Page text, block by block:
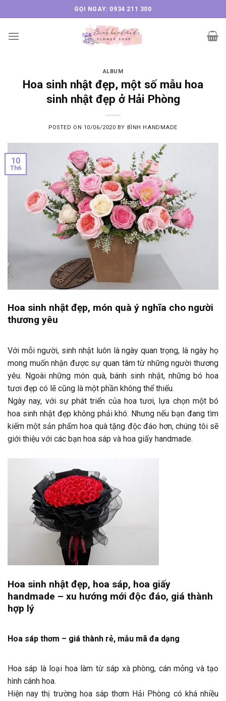
to
content
GỌI NGAY: 0934 211 300
ALBUM
Hoa sinh nhật đẹp, một số mẫu hoa
sinh nhật đẹp ở Hải Phòng
POSTED ON 10/06/2020 BY BÌNH HANDMADE
10
Th6
Hoa sinh nhật đẹp, món quà ý nghĩa cho người
thương yêu
Với mỗi người, sinh nhật luôn là ngày quan trọng, là ngày họ
mong muốn nhận được sự quan tâm từ những người thương
yêu. Ngoài những món quà, bánh sinh nhật, những bó hoa
tươi đẹp có lẽ cũng là một phần không thể thiếu.
Ngày nay, với sự phát triển của hoa tươi, lựa chọn một bó
hoa sinh nhật đẹp không phải khó. Nhưng nếu bạn đang tìm
kiếm một sản phẩm hoa quà tặng độc đáo hơn, chúng tôi sẽ
giới thiệu với các bạn hoa sáp và hoa giấy handmade.
Hoa sinh nhật đẹp, hoa sáp, hoa giấy
handmade – xu hướng mới độc đáo, giá thành
hợp lý
Hoa sáp thơm – giá thành rẻ, mẫu mã đa dạng
Hoa sáp là loại hoa làm từ sáp xà phòng, cán mỏng và tạo
hình cánh hoa.
Hiện nay thị trường hoa sáp thơm Hải Phòng có khá nhiều